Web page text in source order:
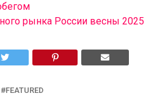
рынка России весны 2025
FEATURED